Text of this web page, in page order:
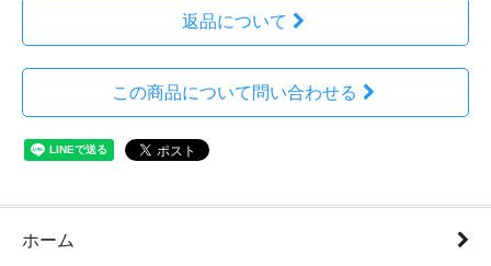
返品について
この商品について問い合わせる
ホーム